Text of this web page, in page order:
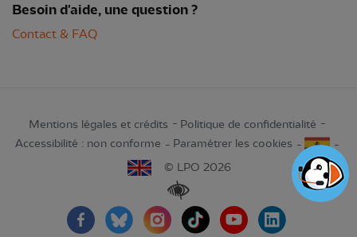
Besoin d'aide, une question ?
Contact & FAQ
Mentions légales et crédits
Politique de confidentialité
Accessibilité : non conforme
Paramétrer les cookies
© LPO 2026
Renforcer les contrastes